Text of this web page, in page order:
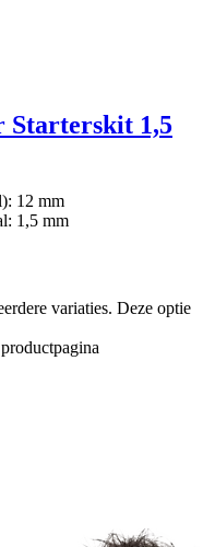
Starterskit 1,5
12 mm
1,5 mm
variaties. Deze optie